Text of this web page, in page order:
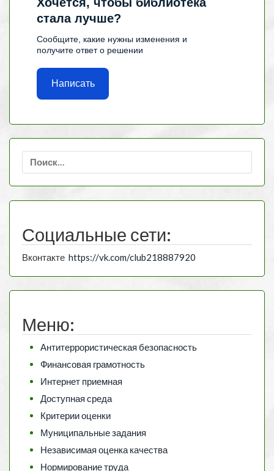
стала лучше?
Сообщите, какие нужны изменения и
получите ответ о решении
Написать
Найти:
Социальные сети:
Вконтакте https://vk.com/club218887920
Меню:
Антитеррористическая безопасность
Финансовая грамотность
Интернет приемная
Доступная среда
Критерии оценки
Муниципальные задания
Независимая оценка качества
Нормирование труда